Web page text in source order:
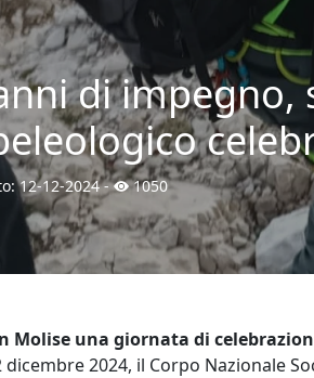
di impegno,
12-12-2024- 1050
Molise una giornata di
dicembre 2024, il Corpo Nazionale